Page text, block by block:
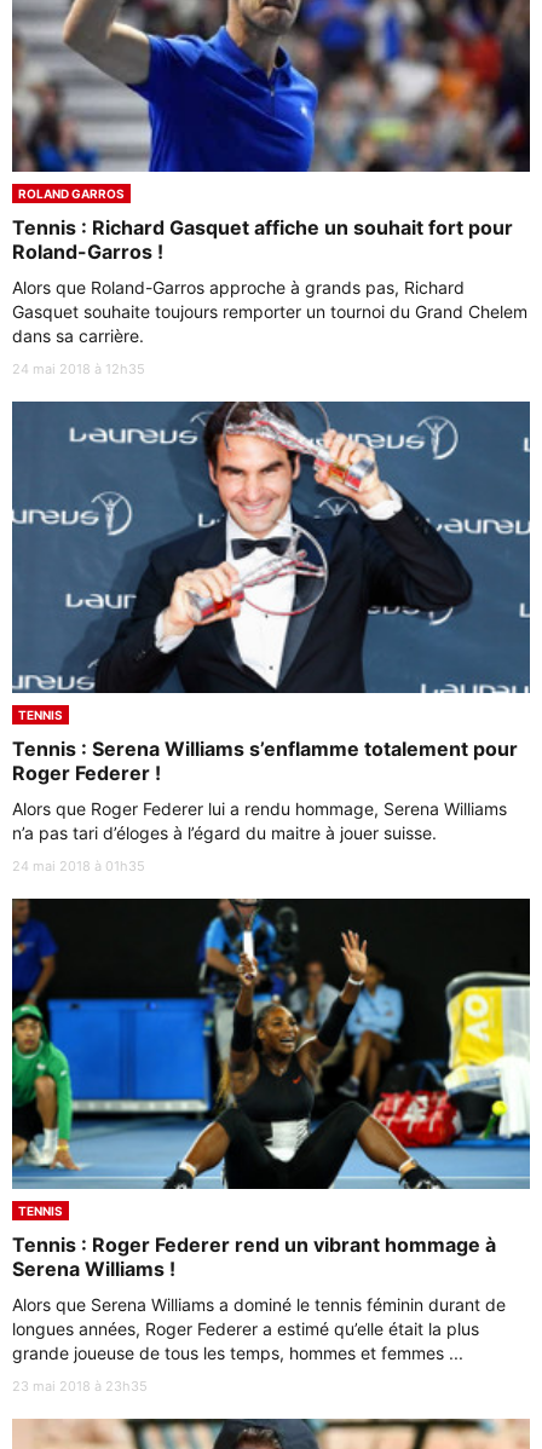
ROLAND GARROS
Tennis : Richard Gasquet affiche un souhait fort pour
Roland-Garros !
Alors que Roland-Garros approche à grands pas, Richard
Gasquet souhaite toujours remporter un tournoi du Grand Chelem
dans sa carrière.
24 mai 2018 à 12h35
TENNIS
Tennis : Serena Williams s’enflamme totalement pour
Roger Federer !
Alors que Roger Federer lui a rendu hommage, Serena Williams
n’a pas tari d’éloges à l’égard du maitre à jouer suisse.
24 mai 2018 à 01h35
TENNIS
Tennis : Roger Federer rend un vibrant hommage à
Serena Williams !
Alors que Serena Williams a dominé le tennis féminin durant de
longues années, Roger Federer a estimé qu’elle était la plus
grande joueuse de tous les temps, hommes et femmes ...
23 mai 2018 à 23h35